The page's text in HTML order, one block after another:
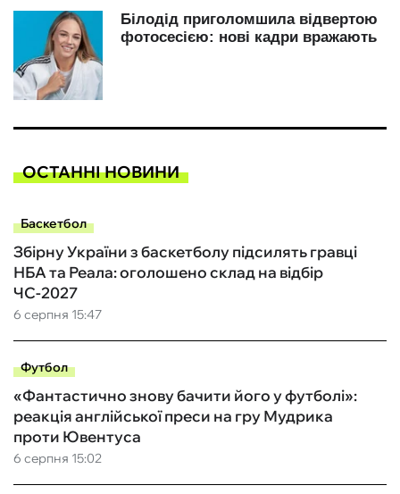
ОСТАННІ НОВИНИ
Баскетбол
6 серпня 15:47
Збірну України з баскетболу підсилять гравці
НБА та Реала: оголошено склад на відбір
ЧС-2027
Футбол
6 серпня 15:02
«Фантастично знову бачити його у футболі»:
реакція англійської преси на гру Мудрика
проти Ювентуса